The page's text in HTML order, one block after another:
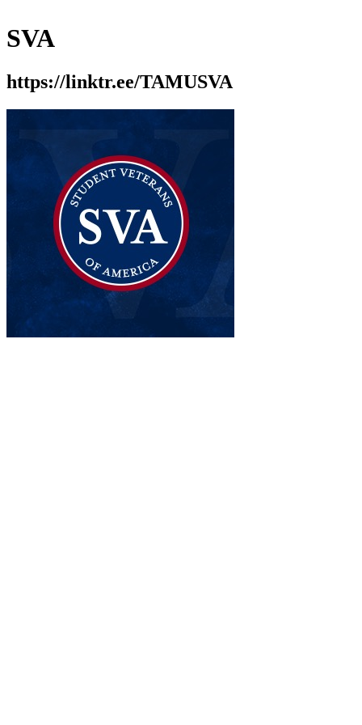
SVA
https://linktr.ee/TAMUSVA